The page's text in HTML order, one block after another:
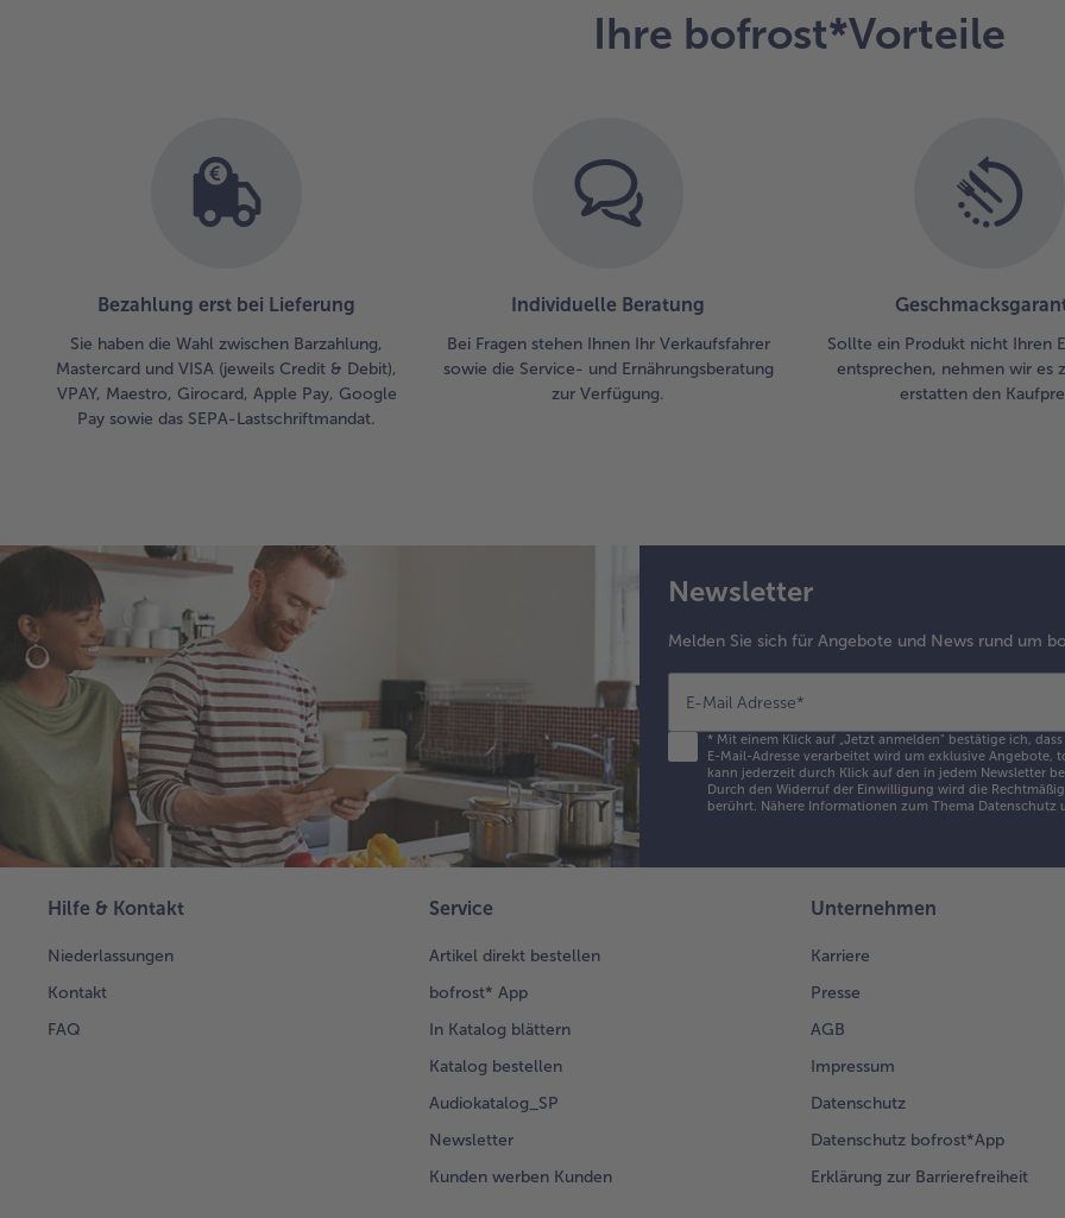
Ihre bofrost*Vorteile
Bezahlung erst bei Lieferung
Sie haben die Wahl zwischen Barzahlung,
Mastercard und VISA (jeweils Credit & Debit),
VPAY, Maestro, Girocard, Apple Pay, Google
Pay sowie das SEPA-Lastschriftmandat.
Individuelle Beratung
Bei Fragen stehen Ihnen Ihr Verkaufsfahrer
sowie die Service- und Ernährungsberatung
zur Verfügung.
Sollte ein Produkt nicht Ihren
entsprechen, nehmen wir es
erstatten den
Newsletter
Melden Sie sich für Angebote und News rund um
E-Mail Adresse*
*Mit einem Klick auf „Jetzt anmelden" bestätige ich,
E-Mail-Adresse verarbeitet wird um exklusive
kann jederzeit durch Klick auf den in jedem Newsletter
Durch den Widerruf der Einwilligung wird die
berührt. Nähere Informationen zum Thema Datenschutz
Hilfe & Kontakt
Niederlassungen
Kontakt
FAQ
Service
Artikel direkt bestellen
bofrost* App
In Katalog blättern
Katalog bestellen
Audiokatalog_SP
Newsletter
Kunden werben Kunden
Unternehmen
Karriere
Presse
AGB
Impressum
Datenschutz
Datenschutz bofrost*App
Erklärung zur Barrierefreiheit